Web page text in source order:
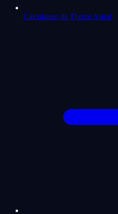
Calculateur de Theme Astral